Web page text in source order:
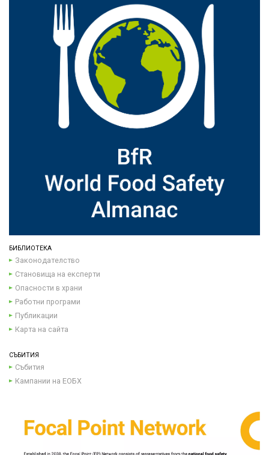
БИБЛИОТЕКА
Законодателство
Становища на експерти
Опасности в храни
Работни програми
Публикации
Карта на сайта
СЪБИТИЯ
Събития
Кампании на ЕОБХ